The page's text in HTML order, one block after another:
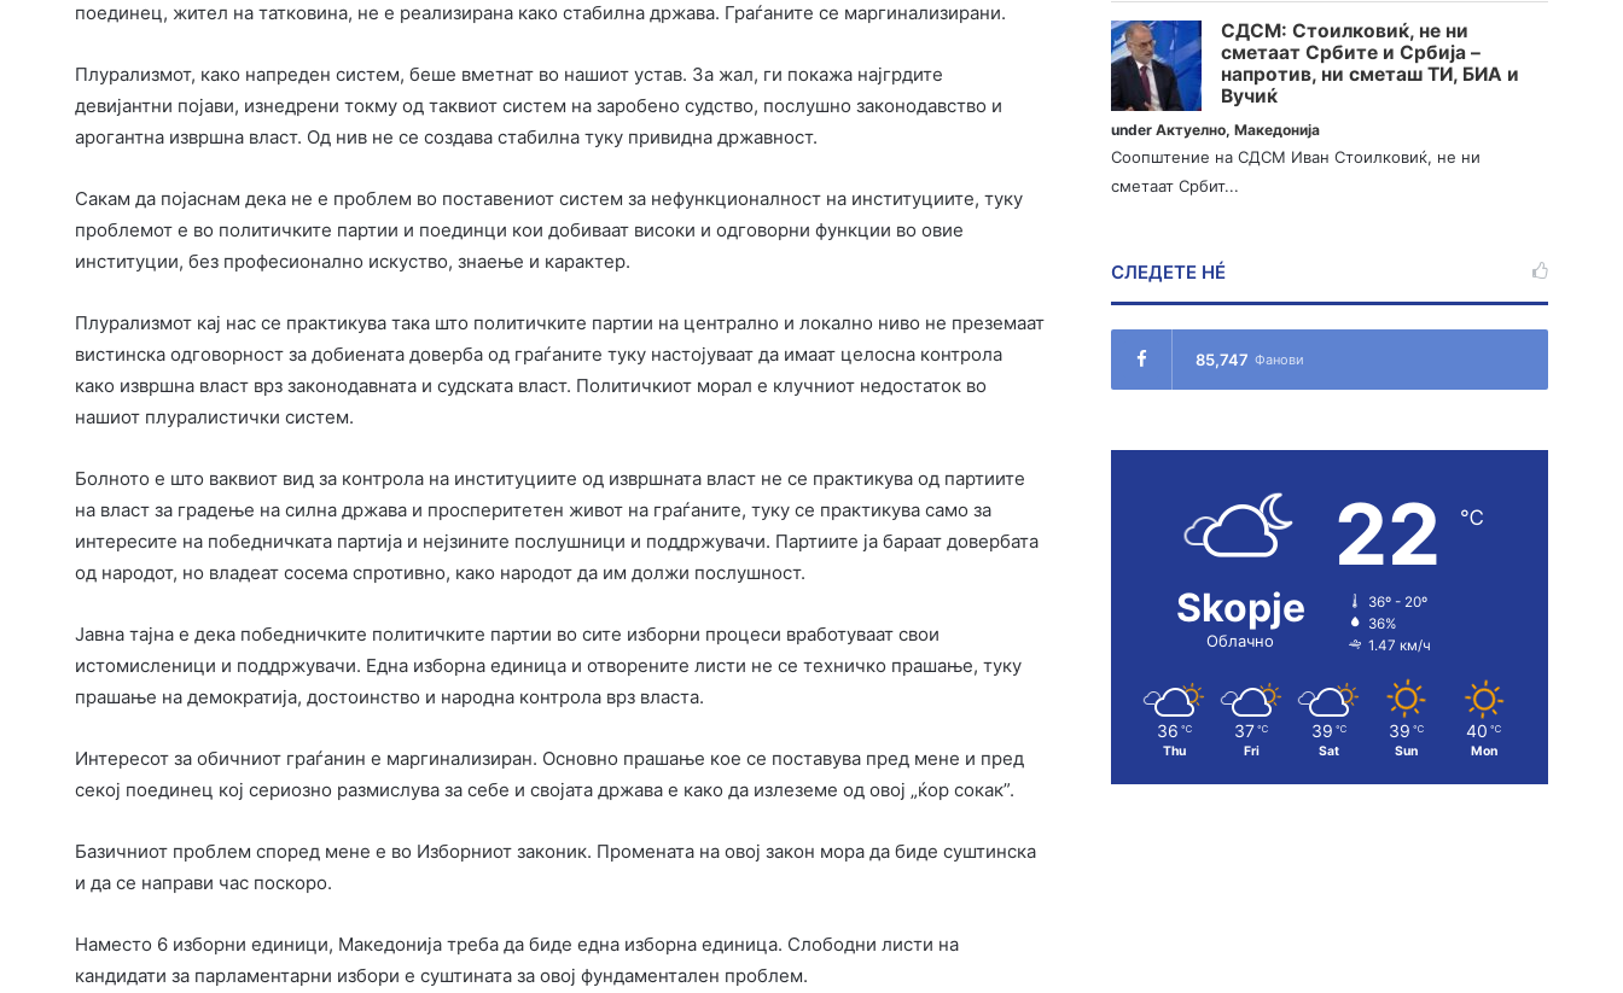
поединец, жител на татковина, не е реализирана како стабилна држава. Граѓаните се маргинализирани.
Плурализмот, како напреден систем, беше вметнат во нашиот устав. За жал, ги покажа најгрдите
девијантни појави, изнедрени токму од таквиот систем на заробено судство, послушно законодавство и
арогантна извршна власт. Од нив не се создава стабилна туку привидна државност.
Сакам да појаснам дека не е проблем во поставениот систем за нефункционалност на институциите, туку
проблемот е во политичките партии и поединци кои добиваат високи и одговорни функции во овие
институции, без професионално искуство, знаење и карактер.
Плурализмот кај нас се практикува така што политичките партии на централно и локално ниво не преземаат
вистинска одговорност за добиената доверба од граѓаните туку настојуваат да имаат целосна контрола
како извршна власт врз законодавната и судската власт. Политичкиот морал е клучниот недостаток во
нашиот плуралистички систем.
Болното е што ваквиот вид за контрола на институциите од извршната власт не се практикува од партиите
на власт за градење на силна држава и просперитетен живот на граѓаните, туку се практикува само за
интересите на победничката партија и нејзините послушници и поддржувачи. Партиите ја бараат довербата
од народот, но владеат сосема спротивно, како народот да им должи послушност.
Јавна тајна е дека победничките политичките партии во сите изборни процеси вработуваат свои
истомисленици и поддржувачи. Една изборна единица и отворените листи не се техничко прашање, туку
прашање на демократија, достоинство и народна контрола врз власта.
Интересот за обичниот граѓанин е маргинализиран. Основно прашање кое се поставува пред мене и пред
секој поединец кој сериозно размислува за себе и својата држава е како да излеземе од овој „ќор сокак”.
Базичниот проблем според мене е во Изборниот законик. Промената на овој закон мора да биде суштинска
и да се направи час поскоро.
Наместо 6 изборни единици, Македонија треба да биде една изборна единица. Слободни листи на
кандидати за парламентарни избори е суштината за овој фундаментален проблем.
СДСМ: Стоилковиќ, не ни
сметаат Србите и Србија –
напротив, ни сметаш ТИ, БИА и
Вучиќ
underАктуелно,Македонија
Соопштение на СДСМ Иван Стоилковиќ, не ни
сметаат Србит...
СЛЕДЕТЕ НÉ
85,747 Фанови
Skopje
Облачно
22 ℃
36º - 20º
36%
1.47 км/ч
36 ℃
Thu
37 ℃
Fri
39 ℃
Sat
39 ℃
Sun
40 ℃
Mon